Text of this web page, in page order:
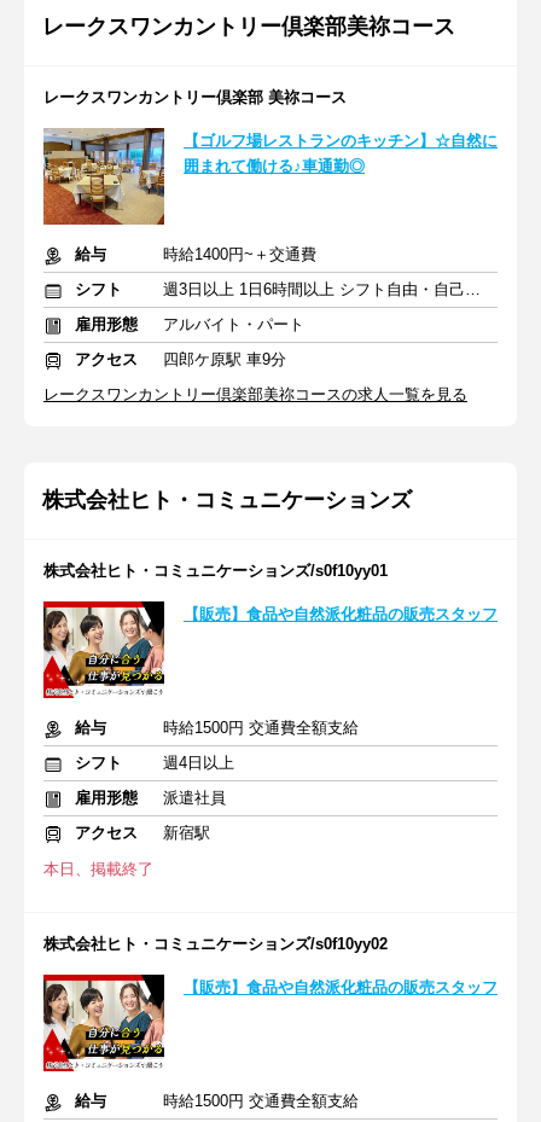
レークスワンカントリー倶楽部美祢コース
レークスワンカントリー倶楽部 美祢コース
【ゴルフ場レストランのキッチン】☆自然に
囲まれて働ける♪車通勤◎
給与
時給1400円~＋交通費
シフト
週3日以上 1日6時間以上 シフト自由・自己申告
雇用形態
アルバイト・パート
アクセス
四郎ケ原駅 車9分
レークスワンカントリー倶楽部美祢コースの求人一覧を見る
株式会社ヒト・コミュニケーションズ
株式会社ヒト・コミュニケーションズ/s0f10yy01
【販売】食品や自然派化粧品の販売スタッフ
給与
時給1500円 交通費全額支給
シフト
週4日以上
雇用形態
派遣社員
アクセス
新宿駅
本日、掲載終了
株式会社ヒト・コミュニケーションズ/s0f10yy02
【販売】食品や自然派化粧品の販売スタッフ
給与 時給1500円 交通費全額支給